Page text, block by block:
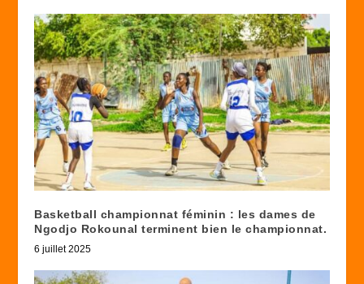
Basketball championnat féminin : les dames de
Ngodjo Rokounal terminent bien le championnat.
6 juillet 2025